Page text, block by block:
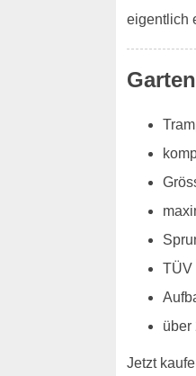
eigentlich
TÜV
über
Jetzt